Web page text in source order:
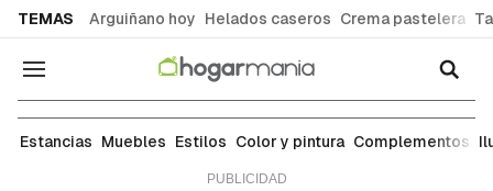
TEMAS Arguiñano hoy Helados caseros Crema pastelera
Navegación
Color y pintura
Estancias Muebles Estilos Color y pintura Complementos